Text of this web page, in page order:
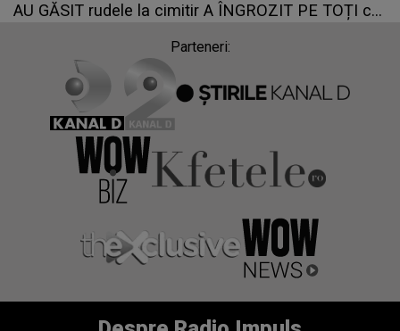
AU GĂSIT rudele la cimitir A ÎNGROZIT PE TOȚI cei
Mormânt nu îi dă pace. Ce..."
Parteneri: